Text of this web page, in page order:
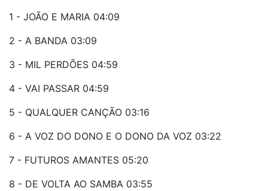
1 - JOÃO E MARIA 04:09
2 - A BANDA 03:09
3 - MIL PERDÕES 04:59
4 - VAI PASSAR 04:59
5 - QUALQUER CANÇÃO 03:16
6 - A VOZ DO DONO E O DONO DA VOZ 03:22
7 - FUTUROS AMANTES 05:20
8 - DE VOLTA AO SAMBA 03:55